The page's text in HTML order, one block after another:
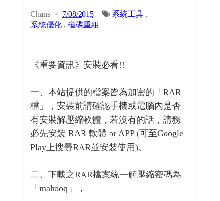
Chans 7/08/2015 系統工具,
系統優化, 磁碟重組
《重要資訊》安裝必看!!
一、本站提供的檔案皆為加密的「RAR
檔」，安裝前請確認手機或電腦內是否
有安裝解壓縮軟體，若沒有的話，請務
必先安裝 RAR 軟體 or APP (可至Google
Play上搜尋RAR並安裝使用)。
二、下載之RAR檔案統一解壓縮密碼為
「mahooq」，